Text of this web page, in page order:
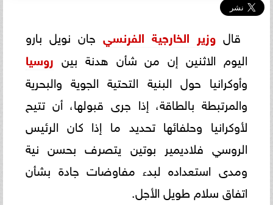
قال وزير الخارجية الفرنسيجان نويل بارو
اليوم الاثنين إن من شأن هدنة بين روسيا
وأوكرانيا حول البنية التحتية الجوية والبحرية
والمرتبطة بالطاقة، إذا جرى قبولها، أن تتيح
لأوكرانيا وحلفائها تحديد ما إذا كان الرئيس
الروسي فلاديمير بوتين يتصرف بحسن نية
ومدى استعداده لبدء مفاوضات جادة بشأن
اتفاق سلام طويل الأجل.